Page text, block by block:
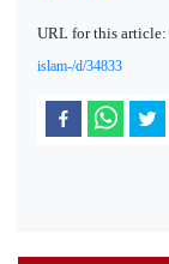
URL for this article:
islam-/d/34833